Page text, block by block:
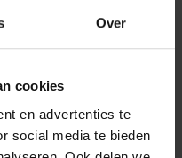
Over
cookies
en advertenties te
social media te bieden